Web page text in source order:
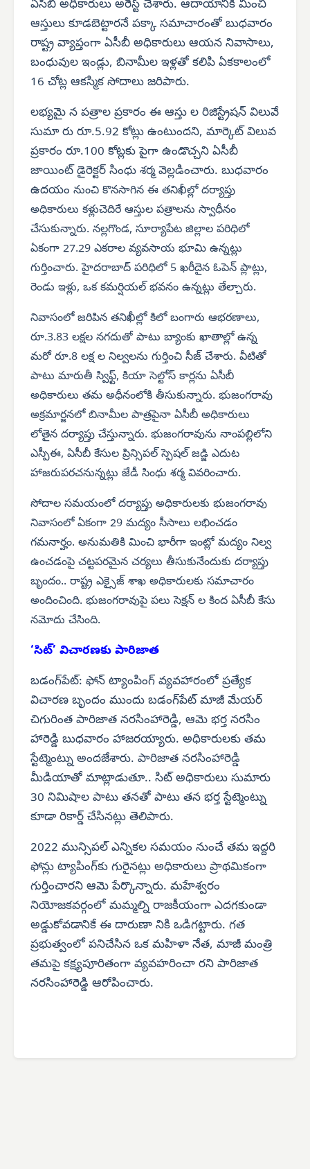
ఏసీబీ అధికారులు అరెస్ట్ చేశారు. ఆదాయానికి మించి
ఆస్తులు కూడబెట్టారనే పక్కా సమాచారంతో బుధవారం
రాష్ట్ర వ్యాప్తంగా ఏసీబీ అధికారులు ఆయన నివాసాలు,
బంధువుల ఇండ్లు, బినామీల ఇళ్లతో కలిపి ఏకకాలంలో
16 చోట్ల ఆకస్మిక సోదాలు జరిపారు.
లభ్యమై న పత్రాల ప్రకారం ఈ ఆస్తు ల రిజిస్ట్రేషన్ విలువే
సుమా రు రూ.5.92 కోట్లు ఉంటుందని, మార్కెట్ విలువ
ప్రకారం రూ.100 కోట్లకు పైగా ఉండొచ్చని ఏసీబీ
జాయింట్ డైరెక్టర్ సింధు శర్మ వెల్లడించారు. బుధవారం
ఉదయం నుంచి కొనసాగిన ఈ తనిఖీల్లో దర్యాప్తు
అధికారులు కళ్లుచెదిరే ఆస్తుల పత్రాలను స్వాధీనం
చేసుకున్నారు. నల్లగొండ, సూర్యాపేట జిల్లాల పరిధిలో
ఏకంగా 27.29 ఎకరాల వ్యవసాయ భూమి ఉన్నట్లు
గుర్తించారు. హైదరాబాద్ పరిధిలో 5 ఖరీదైన ఓపెన్ ప్లాట్లు,
రెండు ఇళ్లు, ఒక కమర్షియల్ భవనం ఉన్నట్లు తేల్చారు.
నివాసంలో జరిపిన తనిఖీల్లో కిలో బంగారు ఆభరణాలు,
రూ.3.83 లక్షల నగదుతో పాటు బ్యాంకు ఖాతాల్లో ఉన్న
మరో రూ.8 లక్ష ల నిల్వలను గుర్తించి సీజ్ చేశారు. వీటితో
పాటు మారుతీ స్విఫ్ట్, కియా సెల్టోస్ కార్లను ఏసీబీ
అధికారులు తమ అధీనంలోకి తీసుకున్నారు. భుజంగరావు
అక్రమార్జనలో బినామీల పాత్రపైనా ఏసీబీ అధికారులు
లోతైన దర్యాప్తు చేస్తున్నారు. భుజంగరావును నాంపల్లిలోని
ఎస్పీఈ, ఏసీబీ కేసుల ప్రిన్సిపల్ స్పెషల్ జడ్జి ఎదుట
హాజరుపరచనున్నట్లు జేడీ సింధు శర్మ వివరించారు.
సోదాల సమయంలో దర్యాప్తు అధికారులకు భుజంగరావు
నివాసంలో ఏకంగా 29 మద్యం సీసాలు లభించడం
గమనార్హం. అనుమతికి మించి భారీగా ఇంట్లో మద్యం నిల్వ
ఉంచడంపై చట్టపరమైన చర్యలు తీసుకునేందుకు దర్యాప్తు
బృందం.. రాష్ట్ర ఎక్సైజ్ శాఖ అధికారులకు సమాచారం
అందించింది. భుజంగరావుపై పలు సెక్షన్ ల కింద ఏసీబీ కేసు
నమోదు చేసింది.
‘సిట్’ విచారణకు పారిజాత
బడంగ్‌పేట్: ఫోన్ ట్యాంపింగ్ వ్యవహారంలో ప్రత్యేక
విచారణ బృందం ముందు బడంగ్‌పేట్ మాజీ మేయర్
చిగురింత పారిజాత నరసింహారెడ్డి, ఆమె భర్త నరసిం
హారెడ్డి బుధవారం హాజరయ్యారు. అధికారులకు తమ
స్టేట్మెంట్ను అందజేశారు. పారిజాత నరసింహారెడ్డి
మీడియాతో మాట్లాడుతూ.. సిట్ అధికారులు సుమారు
30 నిమిషాల పాటు తనతో పాటు తన భర్త స్టేట్మెంట్ను
కూడా రికార్డ్ చేసినట్లు తెలిపారు.
2022 మున్సిపల్ ఎన్నికల సమయం నుంచే తమ ఇద్దరి
ఫోన్లు ట్యాపింగ్‌కు గురైనట్లు అధికారులు ప్రాథమికంగా
గుర్తించారని ఆమె పేర్కొన్నారు. మహేశ్వరం
నియోజకవర్గంలో మమ్మల్ని రాజకీయంగా ఎదగకుండా
అడ్డుకోవడానికే ఈ దారుణా నికి ఒడిగట్టారు. గత
ప్రభుత్వంలో పనిచేసిన ఒక మహిళా నేత, మాజీ మంత్రి
తమపై కక్ష్యపూరితంగా వ్యవహరించా రని పారిజాత
నరసింహారెడ్డి ఆరోపించారు.